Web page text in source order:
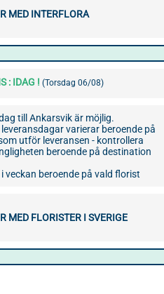
MED INTERFLORA
: IDAG ! (Torsdag 06/08)
till Ankarsvik är möjlig.
varierar beroende på
utför leveransen - kontrollera
beroende på destination
veckan beroende på vald florist
MED FLORISTER I SVERIGE